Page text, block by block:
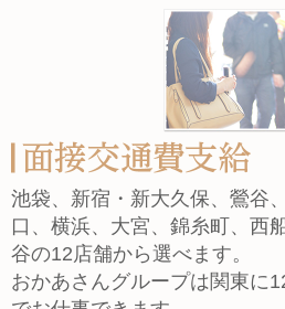
池袋、新宿・新大久保、鶯谷
口、横浜、大宮、錦糸町、西
谷の12店舗から選べます。
おかあさんグループは関東に